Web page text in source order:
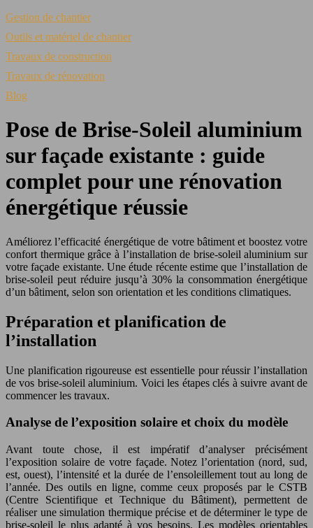
Gestion de chantier
Outils et matériel de chantier
Travaux de construction
Travaux de rénovation
Blog
Pose de Brise-Soleil aluminium
sur façade existante : guide
complet pour une rénovation
énergétique réussie
Améliorez l’efficacité énergétique de votre bâtiment et boostez votre
confort thermique grâce à l’installation de brise-soleil aluminium sur
votre façade existante. Une étude récente estime que l’installation de
brise-soleil peut réduire jusqu’à 30% la consommation énergétique
d’un bâtiment, selon son orientation et les conditions climatiques.
Préparation et planification de
l’installation
Une planification rigoureuse est essentielle pour réussir l’installation
de vos brise-soleil aluminium. Voici les étapes clés à suivre avant de
commencer les travaux.
Analyse de l’exposition solaire et choix du modèle
Avant toute chose, il est impératif d’analyser précisément
l’exposition solaire de votre façade. Notez l’orientation (nord, sud,
est, ouest), l’intensité et la durée de l’ensoleillement tout au long de
l’année. Des outils en ligne, comme ceux proposés par le CSTB
(Centre Scientifique et Technique du Bâtiment), permettent de
réaliser une simulation thermique précise et de déterminer le type de
brise-soleil le plus adapté à vos besoins. Les modèles orientables